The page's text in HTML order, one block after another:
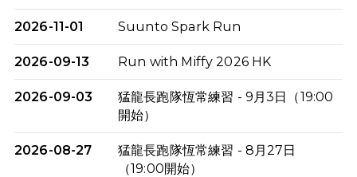
2026-11-01 Suunto Spark Run
2026-09-13 Run with Miffy 2026 HK
2026-09-03
猛龍長跑隊恆常練習 - 9月3日（19:00
開始）
2026-08-27
猛龍長跑隊恆常練習 - 8月27日
（19:00開始）